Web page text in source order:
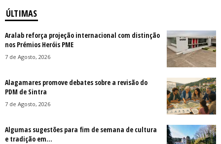
ÚLTIMAS
Aralab reforça projeção internacional com distinção
nos Prémios Heróis PME
7 de Agosto, 2026
Alagamares promove debates sobre a revisão do
PDM de Sintra
7 de Agosto, 2026
Algumas sugestões para fim de semana de cultura
e tradição em...